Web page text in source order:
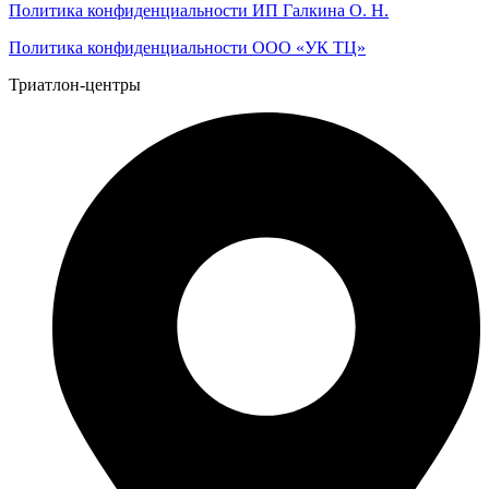
Политика конфиденциальности ИП Галкина О. Н.
Политика конфиденциальности ООО «УК ТЦ»
Триатлон-центры